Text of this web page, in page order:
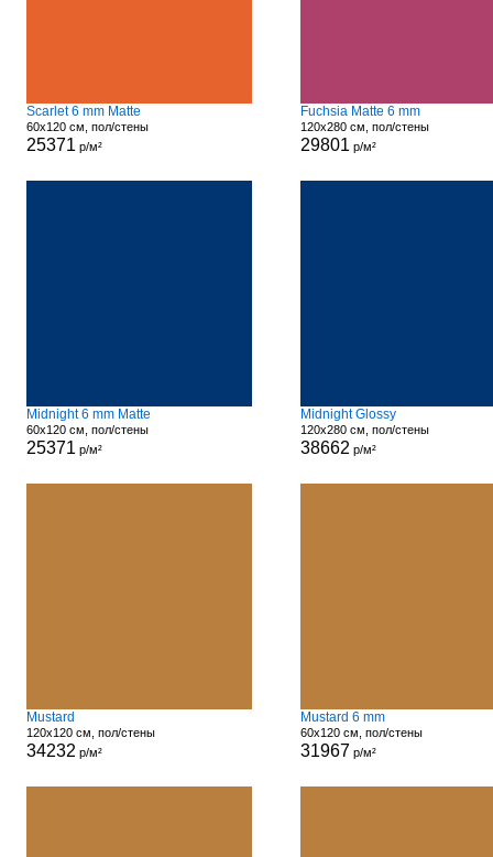
Scarlet 6 mm Matte
60x120 см, пол/стены
25371 р/м²
Fuchsia Matte 6 mm
120x280 см, пол/стены
29801 р/м²
Midnight 6 mm Matte
60x120 см, пол/стены
25371 р/м²
Midnight Glossy
120x280 см, пол/стены
38662 р/м²
Mustard
120x120 см, пол/стены
34232 р/м²
Mustard 6 mm
60x120 см, пол/стены
31967 р/м²